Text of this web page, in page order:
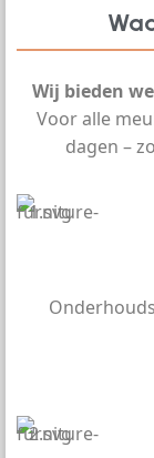
Wij bieden
Voor alle
dagen –